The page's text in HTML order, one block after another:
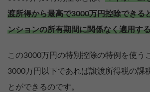
渡所得から最高で3000万円控除できる
ンションの所有期間に関係なく適用す
この3000万円の特別控除の特例を使う
3000万円以下であれば譲渡所得税の課
とができるのです。